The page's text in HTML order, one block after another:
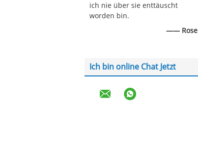
ich nie über sie enttäuscht
worden bin.
—— Rose
Ich bin online Chat Jetzt